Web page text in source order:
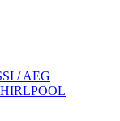
/ AEG